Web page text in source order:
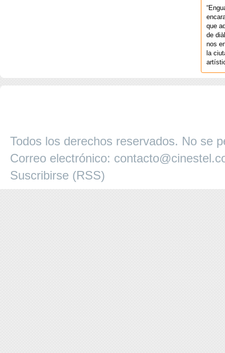
que
de
nos
la
Todos los derechos reservados. No se
Correo electrónico:
Suscribirse (RSS)